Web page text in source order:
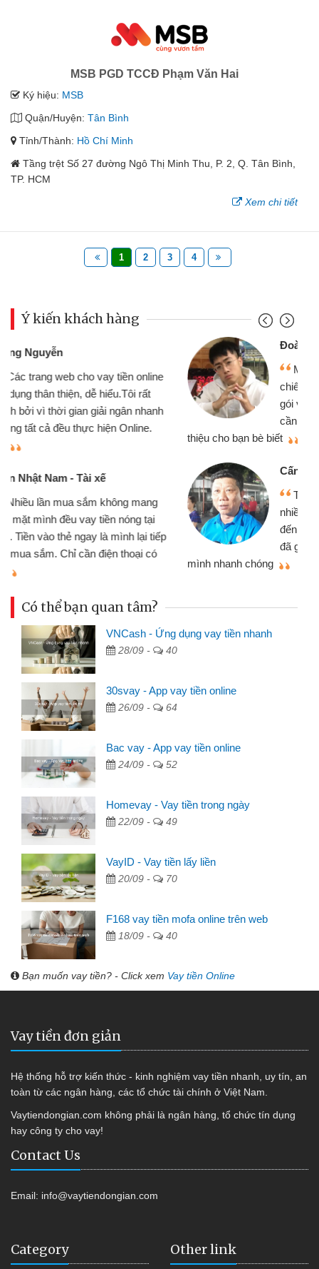
MSB PGD TCCĐ Phạm Văn Hai
Ký hiệu: MSB
Quận/Huyện: Tân Bình
Tỉnh/Thành: Hồ Chí Minh
Tầng trệt Số 27 đường Ngô Thị Minh Thu, P. 2, Q. Tân Bình,
TP. HCM
Xem chi tiết
1 2 3 4
Ý kiến khách hàng
Mình cần tiền gấp nên định cầm cố
chiếc xe wave nhưng thật may đã có
gói vay tiền bằng CMND online không
cần gặp mặt nên rất tiện lợi, sẽ giới
thiệu cho bạn bè biết
Cấn Văn Lực - Tạp hóa
Tôi kinh doanh buôn bán nhỏ lẻ
nhiều lúc cần vốn nhập hàng, nhờ biết
đến website qua bạn bè giới thiệu tôi
đã giải quyết được công việc của
Có thể bạn quan tâm?
VNCash - Ứng dụng vay tiền nhanh
28/09 - 40
30svay - App vay tiền online
26/09 - 64
Bac vay - App vay tiền online
24/09 - 52
Homevay - Vay tiền trong ngày
22/09 - 49
VayID - Vay tiền lấy liền
20/09 - 70
F168 vay tiền mofa online trên web
18/09 - 40
Bạn muốn vay tiền? - Click xem Vay tiền Online
Vay tiền đơn giản
Hệ thống hỗ trợ kiến thức - kinh nghiệm vay tiền nhanh, uy tín, an
toàn từ các ngân hàng, các tổ chức tài chính ở Việt Nam.
Vaytiendongian.com không phải là ngân hàng, tổ chức tín dụng
hay công ty cho vay!
Contact Us
Email: info@vaytiendongian.com
Category Other link